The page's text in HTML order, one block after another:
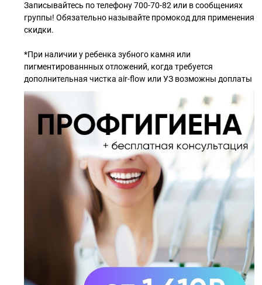
Записывайтесь по телефону 700-70-82 или в сообщениях
группы! Обязательно называйте промокод для применения
скидки.
*При наличии у ребенка зубного камня или
пигментированнных отложений, когда требуется
дополнительная чистка air-flow или УЗ возможны доплаты